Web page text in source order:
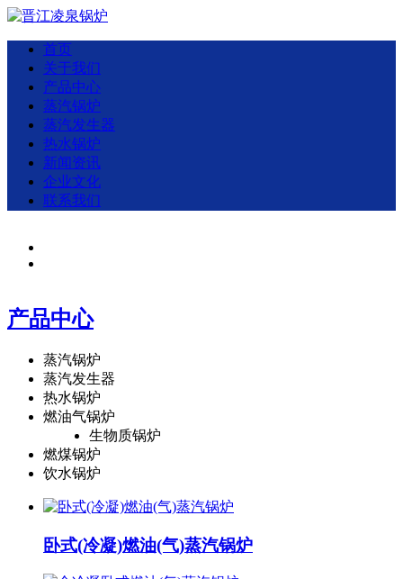
首页
关于我们
产品中心
蒸汽锅炉
蒸汽发生器
热水锅炉
新闻资讯
企业文化
联系我们
产品中心
蒸汽锅炉
蒸汽发生器
热水锅炉
燃油气锅炉
生物质锅炉
燃煤锅炉
饮水锅炉
卧式(冷凝)燃油(气)蒸汽锅炉